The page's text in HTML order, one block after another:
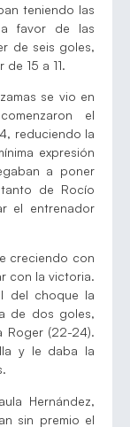
teniendo las
a favor de las
de seis goles,
15 a 11.
se vio en
el
reduciendo la
expresión
a poner
de Rocío
el entrenador
creciendo con
con la victoria.
del choque la
de dos goles,
Roger (22-24).
y le daba la
Hernández,
sin premio el